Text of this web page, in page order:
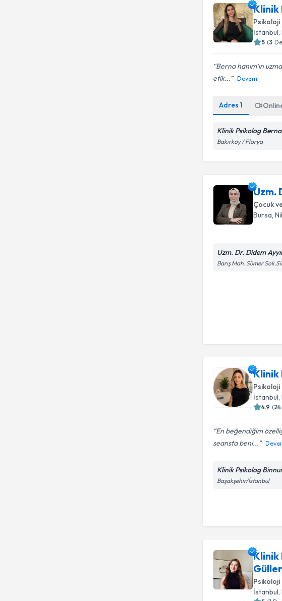
Klinik
Psikoloji
İstanbul
5 (3
Berna hanım’ın
etik...
Devamı
Adres1
Klinik Psikolog
Bakırköy / Florya
Uzm.
Çocuk
Bursa,
Uzm. Dr. Didem
Barış Mah. Sümer
Klinik
Psikoloji
İstanbul
4.9 (24
En beğendiğim
seansta beni...
Klinik Psikolog
Başakşehir/İstanbul
Klinik
Güller
Psikoloji
İstanbul,